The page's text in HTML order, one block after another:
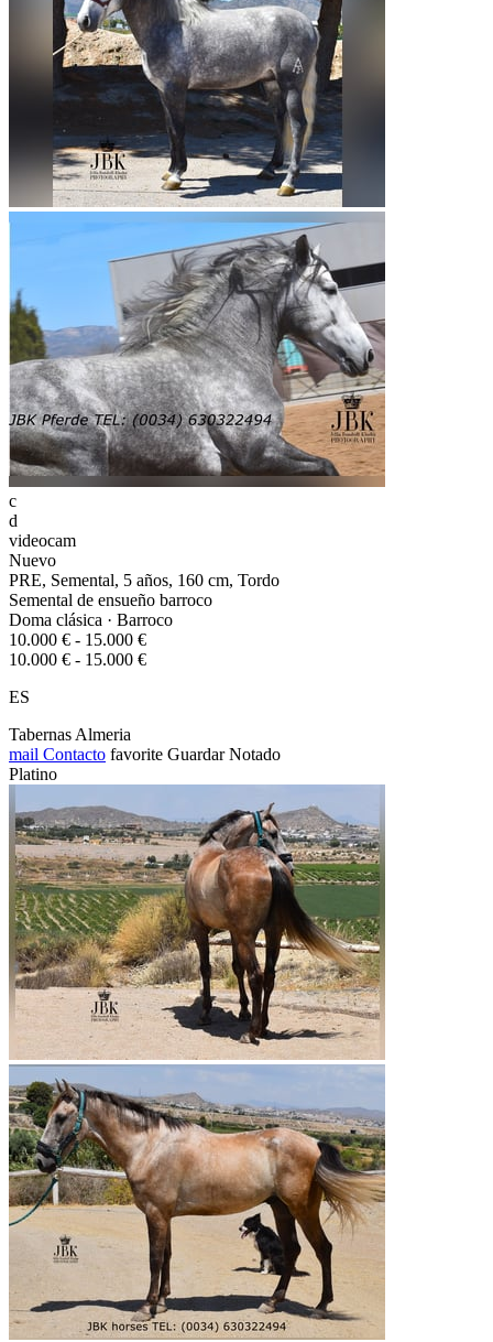
c
d
videocam
Nuevo
PRE, Semental, 5 años, 160 cm, Tordo
Semental de ensueño barroco
Doma clásica · Barroco
10.000 € - 15.000 €
10.000 € - 15.000 €
ES
Tabernas Almeria
mail Contacto favorite Guardar Notado
Platino